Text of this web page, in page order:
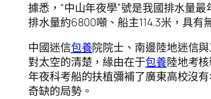
據悉，“中山年夜學”號是我國排水量
排水量約6800噸、船主114.3米，具有
中國迷信包養院院士、南邊陸地迷信
對太空的清楚，緣由在于包養陸地考
年夜科考船的扶植彌補了廣東高校沒
奇缺的局勢。